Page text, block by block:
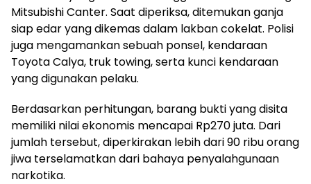
Mitsubishi Canter. Saat diperiksa, ditemukan ganja
siap edar yang dikemas dalam lakban cokelat. Polisi
juga mengamankan sebuah ponsel, kendaraan
Toyota Calya, truk towing, serta kunci kendaraan
yang digunakan pelaku.
Berdasarkan perhitungan, barang bukti yang disita
memiliki nilai ekonomis mencapai Rp270 juta. Dari
jumlah tersebut, diperkirakan lebih dari 90 ribu orang
jiwa terselamatkan dari bahaya penyalahgunaan
narkotika.